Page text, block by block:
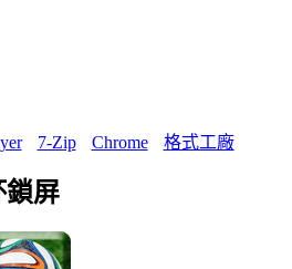
7-Zip Chrome 格式工廠
鎖屏